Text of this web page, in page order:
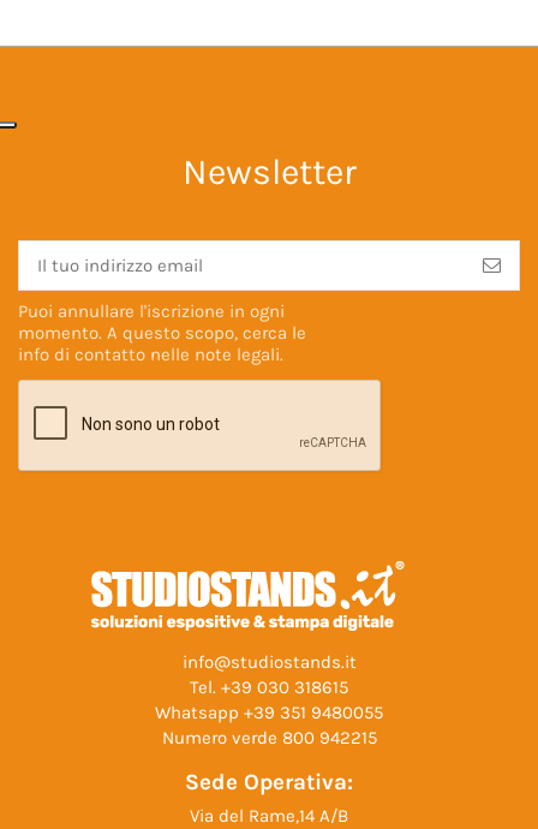
Newsletter
Puoi annullare l'iscrizione in ogni
momento. A questo scopo, cerca le
info di contatto nelle note legali.
info@studiostands.it
Tel. +39 030 318615
Whatsapp +39 351 9480055
Numero verde 800 942215
Sede Operativa:
Via del Rame,14 A/B